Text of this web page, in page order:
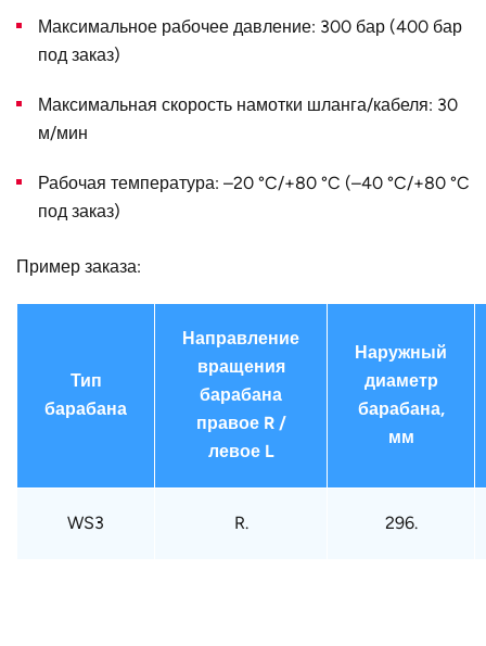
Наружный
диаметр D, мм
295
Страна Германия
Максимальное рабочее давление: 300 бар (400 бар
под заказ)
Максимальная скорость намотки шланга/кабеля: 30
м/мин
Рабочая температура: –20 °C/+80 °C (–40 °C/+80 °C
под заказ)
Пример заказа:
Тип
барабана
Направление
вращения
барабана
правое R /
левое L
Наружный
диаметр
барабана,
мм
WS3 R. 296.